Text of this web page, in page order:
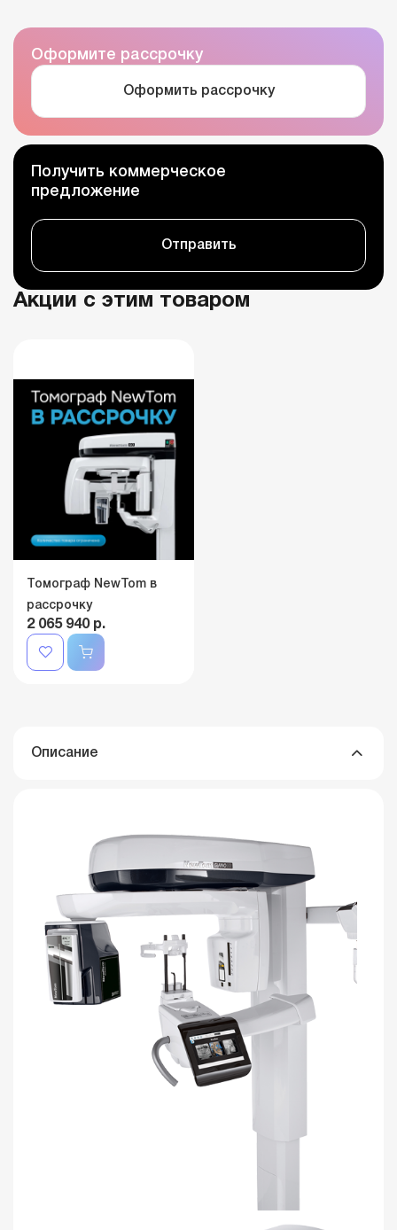
Оформите рассрочку
Оформить рассрочку
Получить коммерческое
предложение
Отправить
Акции с этим товаром
Томограф NewTom в
рассрочку
2 065 940 р.
Описание